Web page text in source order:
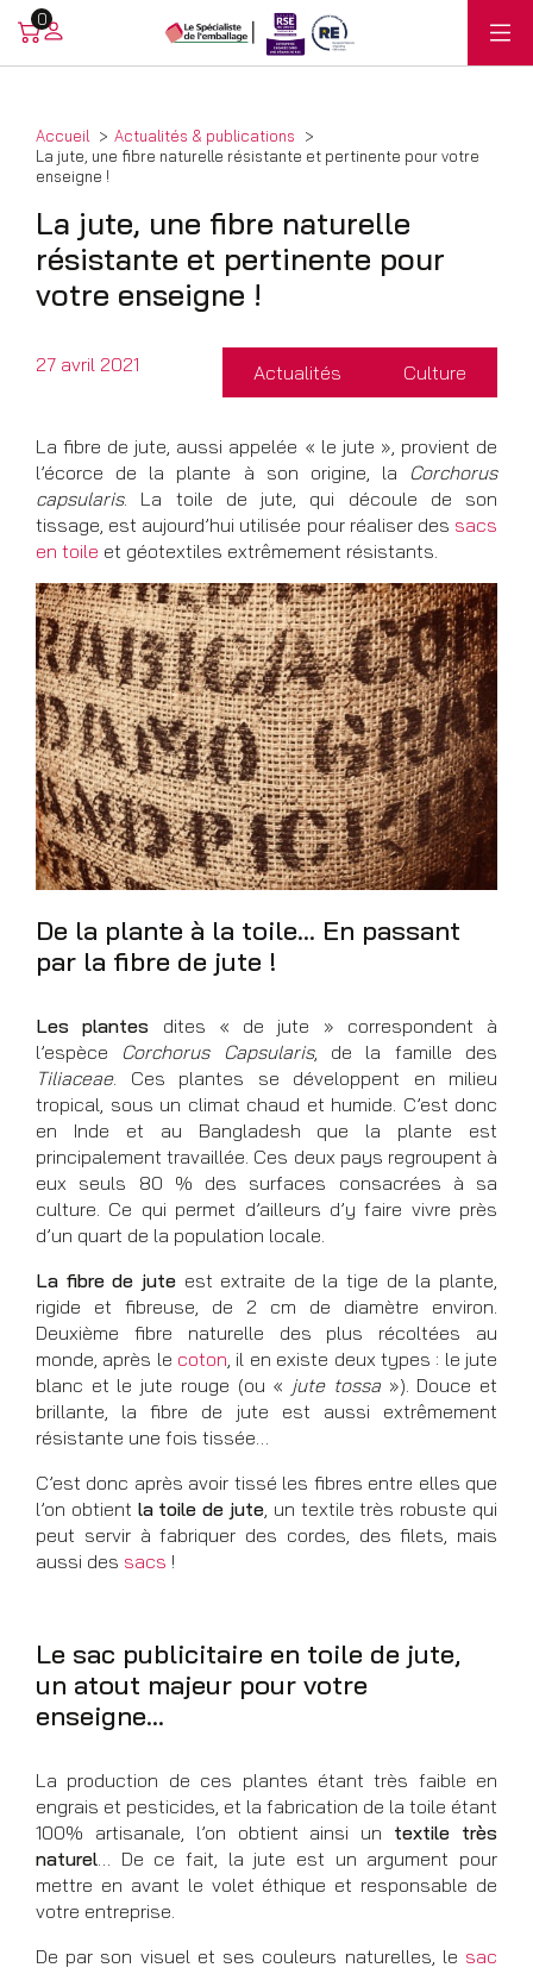
0
Accueil
Actualités & publications
La jute, une fibre naturelle résistante et pertinente pour votre
enseigne !
La jute, une fibre naturelle
résistante et pertinente pour
votre enseigne !
27 avril 2021 Actualités Culture
La fibre de jute, aussi appelée « le jute », provient de
l’écorce de la plante à son origine, la Corchorus
capsularis. La toile de jute, qui découle de son
tissage, est aujourd’hui utilisée pour réaliser des sacs
en toile et géotextiles extrêmement résistants.
De la plante à la toile… En passant
par la fibre de jute !
Les plantes dites « de jute » correspondent à
l’espèce Corchorus Capsularis, de la famille des
Tiliaceae. Ces plantes se développent en milieu
tropical, sous un climat chaud et humide. C’est donc
en Inde et au Bangladesh que la plante est
principalement travaillée. Ces deux pays regroupent à
eux seuls 80 % des surfaces consacrées à sa
culture. Ce qui permet d’ailleurs d’y faire vivre près
d’un quart de la population locale.
La fibre de juteest extraite de la tige de la plante,
rigide et fibreuse, de 2 cm de diamètre environ.
Deuxième fibre naturelle des plus récoltées au
monde, après le coton, il en existe deux types : le jute
blanc et le jute rouge (ou « jute tossa »). Douce et
brillante, la fibre de jute est aussi extrêmement
résistante une fois tissée…
C’est donc après avoir tissé les fibres entre elles que
l’on obtient la toile de jute, un textile très robuste qui
peut servir à fabriquer des cordes, des filets, mais
aussi des sacs !
Le sac publicitaire en toile de jute,
un atout majeur pour votre
enseigne…
La production de ces plantes étant très faible en
engrais et pesticides, et la fabrication de la toile étant
100% artisanale, l’on obtient ainsi un textile très
naturel… De ce fait, la jute est un argument pour
mettre en avant le volet éthique et responsable de
votre entreprise.
De par son visuel et ses couleurs naturelles, le sac